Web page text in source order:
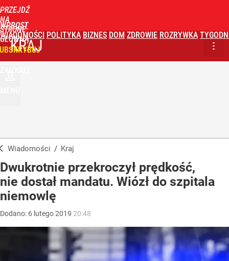
PRZEJDŹ
NA
STRONĘ
GŁÓWNĄ
WPROST
WIADOMOŚCI POLITYKA BIZNES DOM ZDROWIE ROZRYWKA
KRAJ
Wiadomości / Kraj
Dwukrotnie przekroczył prędkość,
nie dostał mandatu. Wiózł do szpitala
niemowlę
Dodano: 6 lutego2019 20:48